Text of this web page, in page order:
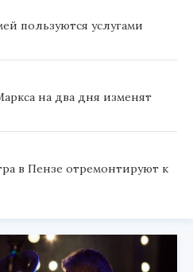
пользуются услугами
на два дня изменят
в Пензе отремонтируют к